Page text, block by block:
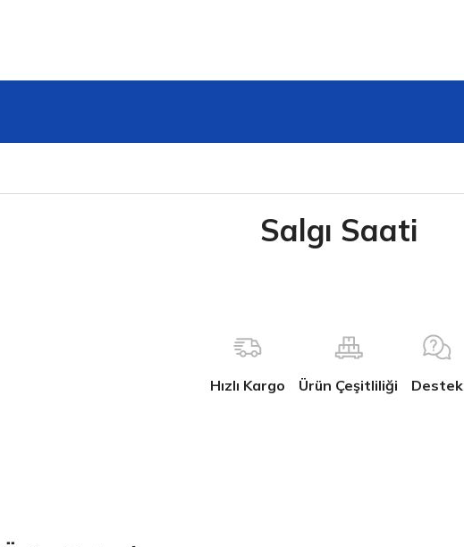
Salgı Saati
Hızlı Kargo Ürün Çeşitliliği Destek